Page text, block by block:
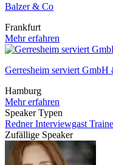
Balzer & Co
Frankfurt
Mehr erfahren
Gerresheim serviert
Hamburg
Mehr erfahren
Speaker Typen
RednerInterviewgast
Zufällige Speaker